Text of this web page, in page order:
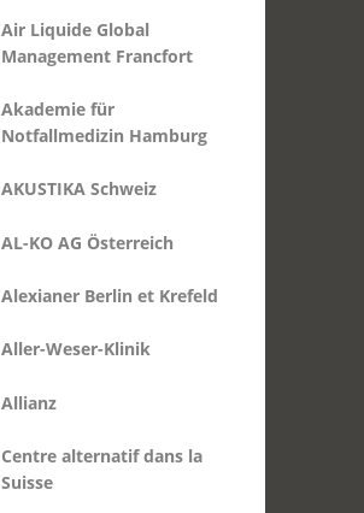
Akademie für
Notfallmedizin Hamburg
AKUSTIKA Schweiz
Suisse
AOK